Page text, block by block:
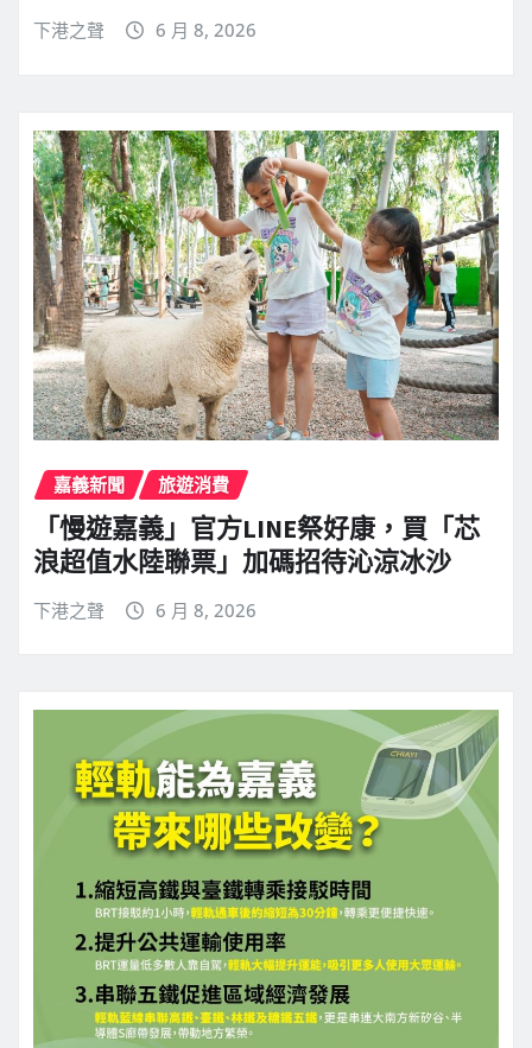
下港之聲 6 月 8, 2026
嘉義新聞 旅遊消費
「慢遊嘉義」官方LINE祭好康，買「芯
浪超值水陸聯票」加碼招待沁涼冰沙
下港之聲 6 月 8, 2026